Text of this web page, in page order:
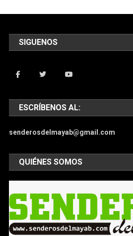
SIGUENOS
ESCRÍBENOS AL:
senderosdelmayab@gmail.com
QUIÉNES SOMOS